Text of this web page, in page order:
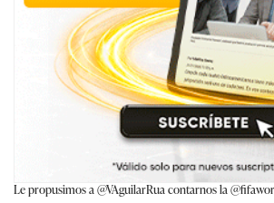
Le propusimos a@VAguilarRuacontarnos la